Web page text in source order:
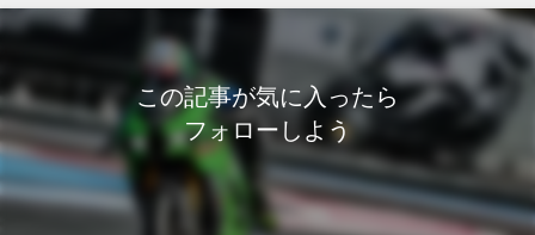
この記事が気に入ったら
フォローしよう